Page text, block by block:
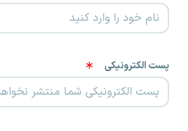
پست الکترونیکی